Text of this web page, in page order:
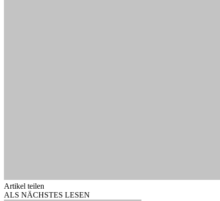
Artikel teilen
ALS NÄCHSTES LESEN